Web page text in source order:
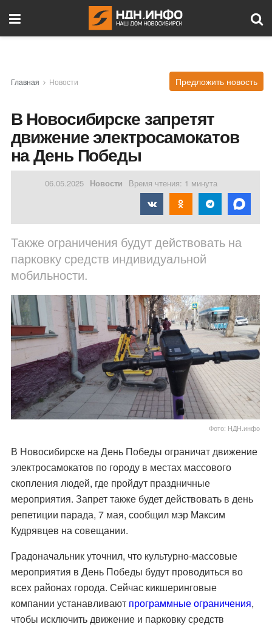
Главная Новости Предложить новость
В Новосибирске запретят
движение электросамокатов
на День Победы
06.05.2025 Новости Время чтения: 1 минута
Также ограничения будут действовать на
парковку средств индивидуальной
мобильности.
Фото: НДН.инфо
В Новосибирске на День Победы ограничат движение
электросамокатов по городу в местах массового
скопления людей, где пройдут праздничные
мероприятия. Запрет также будет действовать в день
репетиции парада, 7 мая, сообщил мэр Максим
Кудрявцев на совещании.
Градоначальник уточнил, что культурно-массовые
мероприятия в День Победы будут проводиться во
всех районах города. Сейчас кикшеринговые
компании устанавливают программные ограничения,
чтобы исключить движение и парковку средств